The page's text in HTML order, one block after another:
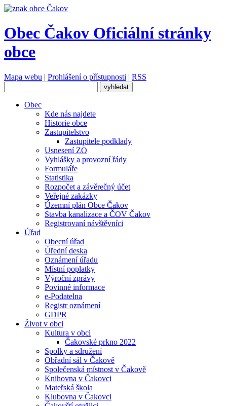
Obec Čakov Oficiální stránky
obce
Mapa webu | Prohlášení o přístupnosti | RSS
Obec
Kde nás najdete
Historie obce
Zastupitelstvo
Zastupitele podklady
Usnesení ZO
Vyhlášky a provozní řády
Formuláře
Statistika
Rozpočet a závěrečný účet
Veřejné zakázky
Územní plán Obce Čakov
Stavba kanalizace a ČOV Čakov
Registrovaní návštěvníci
Úřad
Obecní úřad
Úřední deska
Oznámení úřadu
Místní poplatky
Výroční zprávy
Povinné informace
e-Podatelna
Registr oznámení
GDPR
Život v obci
Kultura v obci
Čakovské prkno 2022
Spolky a sdružení
Obřadní sál v Čakově
Společenská místnost v Čakově
Knihovna v Čakovci
Mateřská škola
Klubovna v Čakovci